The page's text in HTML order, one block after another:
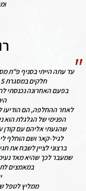
עד עתה הייתי בסניף פ"ת
חלקים במסגרת 5 שנות האחריות של הרכב).
בפעם האחרונה נכנסתי
לאחר ההחלפה, הם הודיעו
הפנימי של הגלגלת הוא
שהגעתי אליהם עם קודן
לגיל-קאר ושם הוחלף
ברצוני לציין לשבח את
שמעבר לכך שהיא מאד
במאמצים
ממליץ לטפל
"